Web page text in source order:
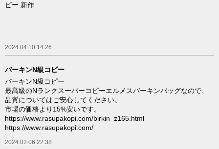
ピー 新作
2024.04.10 14:26
バーキンN級コピー
バーキンN級コピー
最高級のNランクスーパーコピーエルメスバーキンバッグなので、
品質についてはご安心してください。
市場の価格より15%安いです。
https://www.rasupakopi.com/birkin_z165.html
https://www.rasupakopi.com/
2024.02.06 22:38